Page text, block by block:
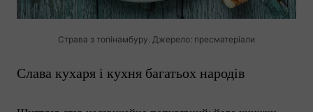
Cтрава з топінамбуру. Джерело: пресматеріали
Слава кухаря і кухня багатьох народів